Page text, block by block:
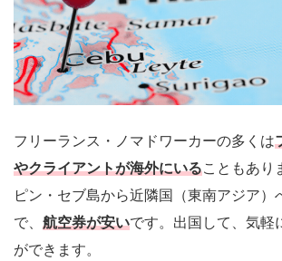
フリーランス・ノマドワーカーの多くは
やクライアントが海外にいることもあり
ピン・セブ島から近隣国（東南アジア）
で、 航空券が安いです。出国して、気軽
ができます。